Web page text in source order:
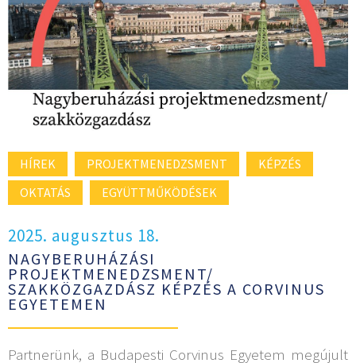
HÍREK PROJEKTMENEDZSMENT
KÉPZÉS
OKTATÁS
EGYÜTTMŰKÖDÉSEK
2025. augusztus 18.
NAGYBERUHÁZÁSI
PROJEKTMENEDZSMENT/
SZAKKÖZGAZDÁSZ KÉPZÉS A CORVINUS
EGYETEMEN
Partnerünk, a Budapesti Corvinus Egyetem megújult